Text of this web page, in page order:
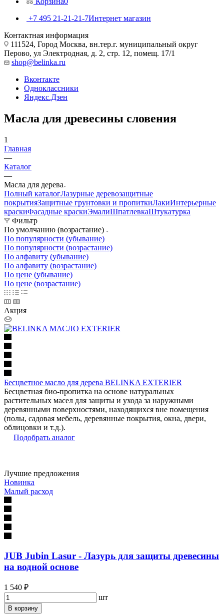
+7 495 21-21-21-7Интернет магазин
Контактная информация
111524, Город Москва, вн.тер.г. муниципальный округ
Перово, ул Электродная, д. 2, стр. 12, помещ. 17/1
shop@belinka.ru
Вконтакте
Одноклассники
Яндекс.Дзен
Масла для древесины словения
1
Главная
—
Каталог
—
Масла для дерева
Полный каталогЛазурные деревозащитные
покрытияЗащитные грунтовки и пропиткиЛакиИнтерьерные
краскиФасадные краскиЭмалиШпатлевкаШтукатурка
Фильтр
По умолчанию (возрастание)
По популярности (убывание)
По популярности (возрастание)
По алфавиту (убывание)
По алфавиту (возрастание)
По цене (убывание)
По цене (возрастание)
Акция
Бесцветное масло для дерева BELINKA EXTERIER
Бесцветная био-пропитка на основе натуральных
растительных масел для защиты и ухода за наружными
деревянными поверхностями, находящихся вне помещения
(полы, садовая мебель, деревянные покрытия, окна, двери,
облицовки и т.д.).
Подобрать аналог
Лучшие предложения
Новинка
Малый расход
JUB Jubin Lasur - Лазурь для защиты древесины
на водной основе
1 540 ₽
шт
В корзину